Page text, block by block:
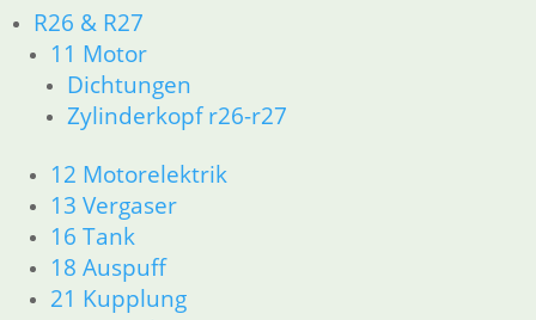
R26 & R27
11 Motor
Dichtungen
Zylinderkopf r26-r27
12 Motorelektrik
13 Vergaser
16 Tank
18 Auspuff
21 Kupplung
11 Motor
Dichtungen
Zylinderkopf r26-r27
12 Motorelektrik
13 Vergaser
16 Tank
18 Auspuff
21 Kupplung
23 Getriebe